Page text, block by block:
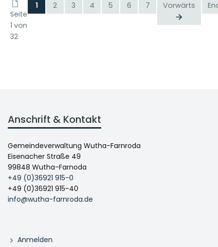
Seite
1 von
32
1 2 3 4 5 6 7 Vorwärts
Anschrift & Kontakt
Gemeindeverwaltung Wutha-Farnroda
Eisenacher Straße 49
99848 Wutha-Farnoda
+49 (0)36921 915-0
+49 (0)36921 915-40
info@wutha-farnroda.de
Anmelden